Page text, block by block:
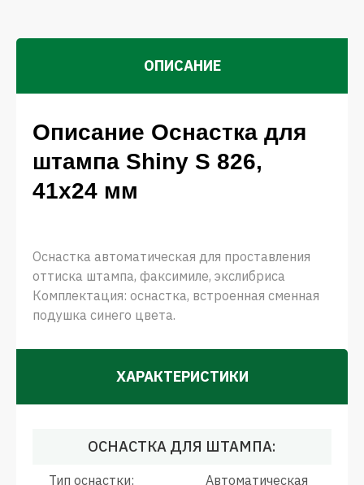
ОПИСАНИЕ
Описание Оснастка для
штампа Shiny S 826,
41х24 мм
Оснастка автоматическая для проставления
оттиска штампа, факсимиле, экслибриса
Комплектация: оснастка, встроенная сменная
подушка синего цвета.
ХАРАКТЕРИСТИКИ
ОСНАСТКА ДЛЯ ШТАМПА:
Тип оснастки: Автоматическая